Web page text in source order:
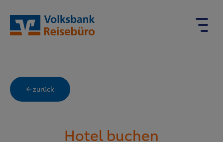
← zurück
Hotel buchen